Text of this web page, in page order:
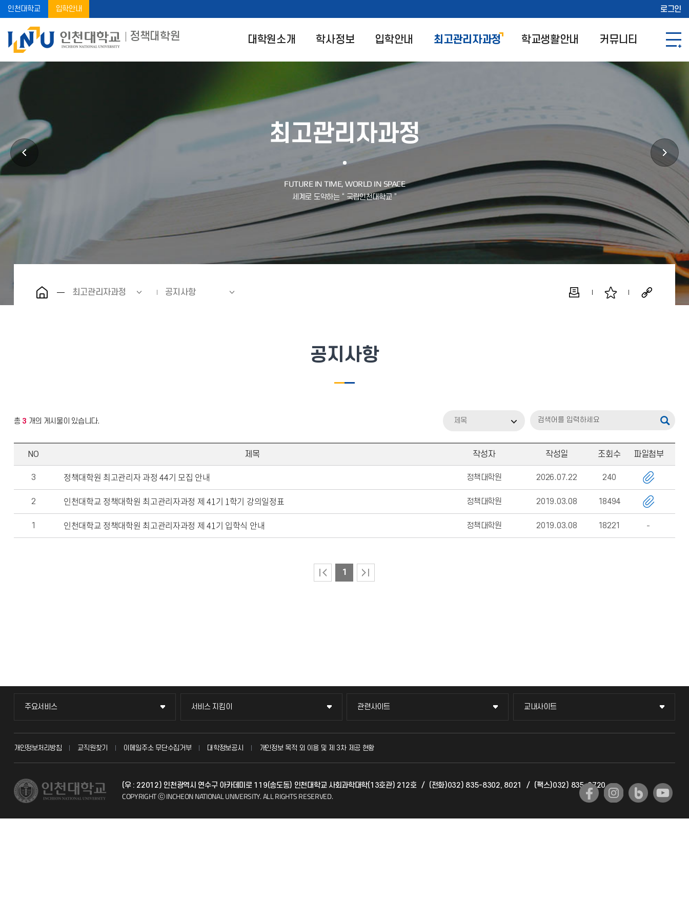
인천대학교 입학안내 로그인
정책대학원 대학원소개 학사정보 입학안내 최고관리자과정 학교생활안내 커뮤니티
최고관리자과정
최고관리자과정 공지사항
공지사항
총 3 개의 게시물이 있습니다. 제목
NO 제목 작성자 작성일 조회수 파일첨부
3 정책대학원 최고관리자 과정 44기 모집 안내 정책대학원 2026.07.22 240
2 인천대학교 정책대학원 최고관리자과정 제 41기 1학기 강의일정표 정책대학원 2019.03.08 18494
1 인천대학교 정책대학원 최고관리자과정 제 41기 입학식 안내 정책대학원 2019.03.08 18221
1
주요서비스
주요서비스
교무회의방송
시설예약
서비스 지킴이
서비스 지킴이
묻고 답하기
자주 묻는 질문(FAQ)
관련사이트
관련사이트
국방헬프콜
산학협력단
교내사이트
교내사이트
교수회
국제교류과
개인정보처리방침 교직원찾기 이메일주소 무단수집거부 대학정보공시 개인정보 목적 외 이용 및 제 3차 제공 현황
(우 : 22012) 인천광역시 연수구 아카데미로 119(송도동) 인천대학교 사회과학대학(13호관) 212호 / (전화)032) 835-8302, 8021 / (팩스)032) 835-0720
COPYRIGHT ⓒ INCHEON NATIONAL UNIVERSITY.ALL RIGHTS RESERVED.